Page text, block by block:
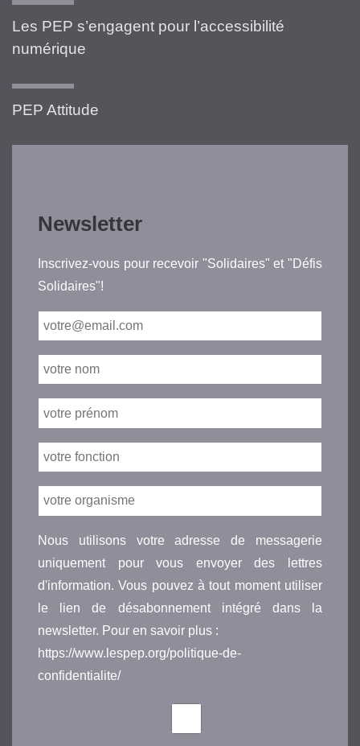
Les PEP s’engagent pour l’accessibilité
numérique
PEP Attitude
Newsletter
Inscrivez-vous pour recevoir "Solidaires" et "Défis
Solidaires"!
Nous utilisons votre adresse de messagerie
uniquement pour vous envoyer des lettres
d'information. Vous pouvez à tout moment utiliser
le lien de désabonnement intégré dans la
newsletter. Pour en savoir plus :
https://www.lespep.org/politique-de-
confidentialite/